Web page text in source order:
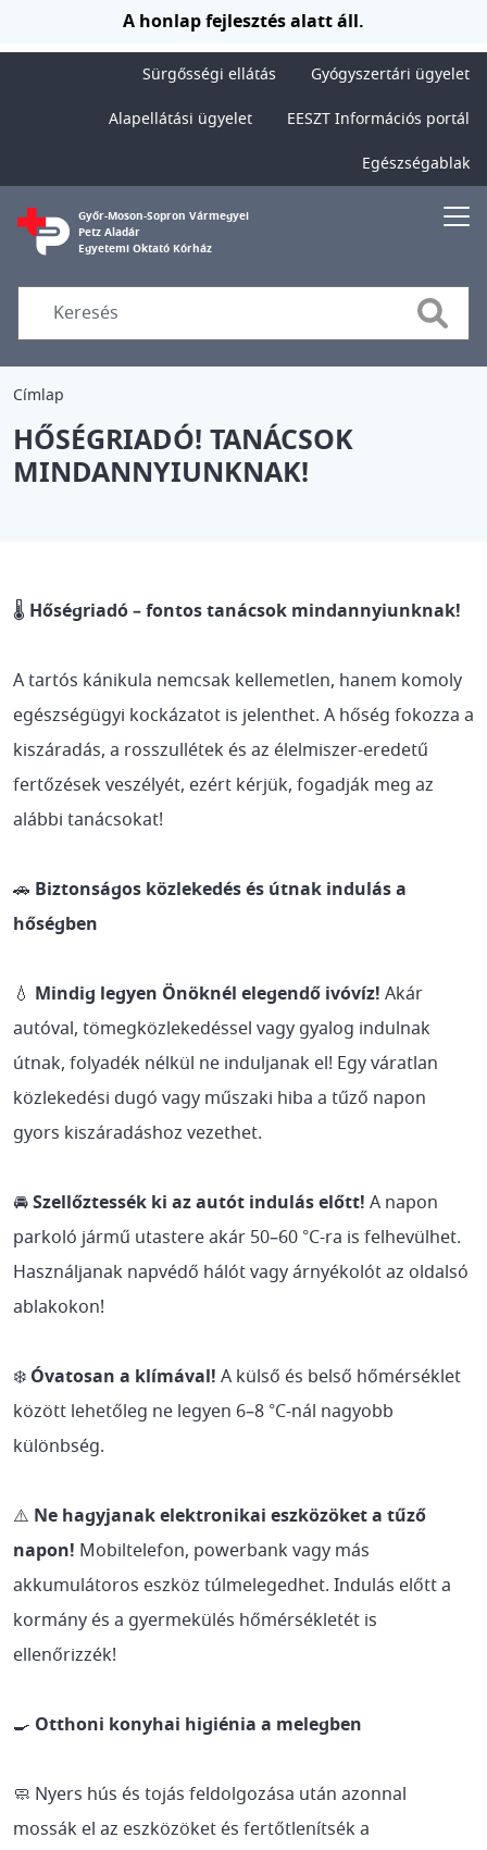
Ugrás a tartalomraA honlap fejlesztés alatt áll.
Sürgősségi ellátás
Gyógyszertári ügyelet
Alapellátási ügyelet
EESZT Információs portál
Egészségablak
Győr-Moson-Sopron Vármegyei
Petz Aladár
Egyetemi Oktató Kórház
Search
Címlap
HŐSÉGRIADÓ! TANÁCSOK
MINDANNYIUNKNAK!
🌡️ Hőségriadó – fontos tanácsok mindannyiunknak!
A tartós kánikula nemcsak kellemetlen, hanem komoly
egészségügyi kockázatot is jelenthet. A hőség fokozza a
kiszáradás, a rosszullétek és az élelmiszer-eredetű
fertőzések veszélyét, ezért kérjük, fogadják meg az
alábbi tanácsokat!
🚗 Biztonságos közlekedés és útnak indulás a
hőségben
💧 Mindig legyen Önöknél elegendő ivóvíz! Akár
autóval, tömegközlekedéssel vagy gyalog indulnak
útnak, folyadék nélkül ne induljanak el! Egy váratlan
közlekedési dugó vagy műszaki hiba a tűző napon
gyors kiszáradáshoz vezethet.
🚘Szellőztessék ki az autót indulás előtt! A napon
parkoló jármű utastere akár 50–60 °C-ra is felhevülhet.
Használjanak napvédő hálót vagy árnyékolót az oldalsó
ablakokon!
❄️ Óvatosan a klímával! A külső és belső hőmérséklet
között lehetőleg ne legyen 6–8 °C-nál nagyobb
különbség.
⚠️ Ne hagyjanak elektronikai eszközöket a tűző
napon! Mobiltelefon, powerbank vagy más
akkumulátoros eszköz túlmelegedhet. Indulás előtt a
kormány és a gyermekülés hőmérsékletét is
ellenőrizzék!
🍳 Otthoni konyhai higiénia a melegben
🧼 Nyers hús és tojás feldolgozása után azonnal
mossák el az eszközöket és fertőtlenítsék a